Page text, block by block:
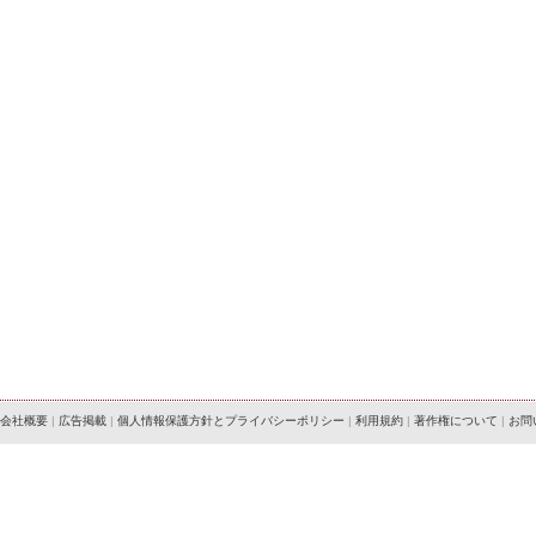
会社概要 | 広告掲載 | 個人情報保護方針とプライバシーポリシー | 利用規約 | 著作権について | お問